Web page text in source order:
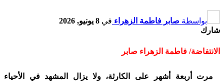
بواسطة صابر فاطمة الزهراء في 8 يونيو, 2026
شارك
الانتفاضة/ فاطمة الزهراء صابر
مرت أربعة أشهر على الكارثة، ولا يزال المشهد في الأحياء